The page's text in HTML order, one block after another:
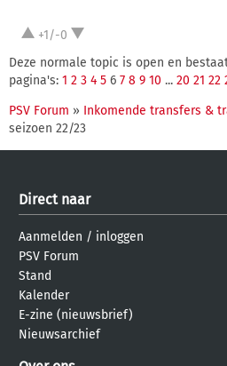
+1/-0
Deze normale topic is open en
pagina's: 1 2 3 4 5 6 7 8 9 10 ... 20 21 22
PSV Forum » Inkomende transfers &
seizoen 22/23
Direct naar
Aanmelden / inloggen
PSV Forum
Stand
Kalender
E-zine (nieuwsbrief)
Nieuwsarchief